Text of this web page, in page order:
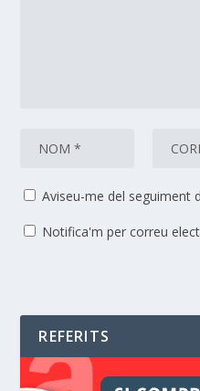
Aviseu-me del seguiment
Notifica'm per correu
REFERITS